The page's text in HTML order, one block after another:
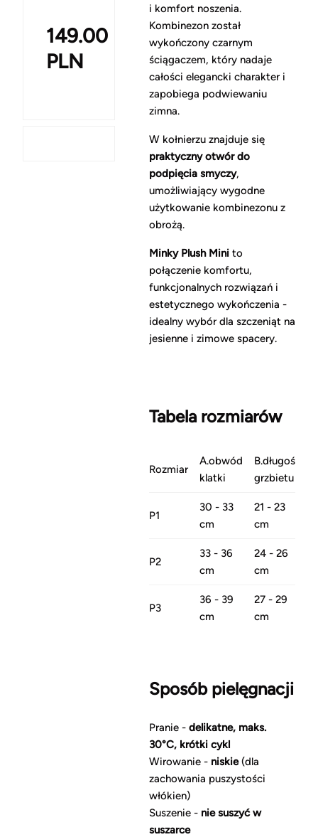
149.00
PLN
i komfort noszenia.
Kombinezon został
wykończony czarnym
ściągaczem, który nadaje
całości elegancki charakter i
zapobiega podwiewaniu
zimna.
W kołnierzu znajduje się
praktyczny otwór do
podpięcia smyczy,
umożliwiający wygodne
użytkowanie kombinezonu z
obrożą.
Minky Plush Minito
połączenie komfortu,
funkcjonalnych rozwiązań i
estetycznego wykończenia -
idealny wybór dla szczeniąt na
jesienne i zimowe spacery.
Tabela rozmiarów
Rozmiar
A.obwód
klatki
B.długość
grzbietu
P1
30 - 33
cm
21 - 23
cm
P2
33 - 36
cm
24 - 26
cm
P3
36 - 39
cm
27 - 29
cm
Sposób pielęgnacji
Pranie - delikatne, maks.
30°C, krótki cykl
Wirowanie - niskie(dla
zachowania puszystości
włókien)
Suszenie - nie suszyć w
suszarce